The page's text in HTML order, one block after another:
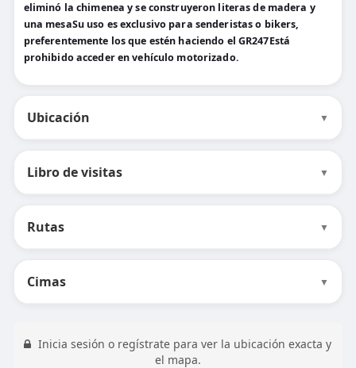
eliminó la chimenea y se construyeron literas de madera y
una mesaSu uso es exclusivo para senderistas o bikers,
preferentemente los que estén haciendo el GR247Está
prohibido acceder en vehículo motorizado.
Ubicación ▼
Libro de visitas ▼
Rutas ▼
Cimas ▼
Inicia sesión o regístrate para ver la ubicación exacta y
el mapa.